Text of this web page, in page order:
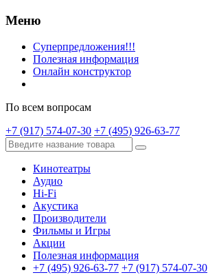
Меню
Суперпредложения!!!
Полезная информация
Онлайн конструктор
По всем вопросам
+7 (917) 574-07-30 +7 (495) 926-63-77
Кинотеатры
Аудио
Hi-Fi
Акустика
Производители
Фильмы и Игры
Акции
Полезная информация
+7 (495) 926-63-77 +7 (917) 574-07-30